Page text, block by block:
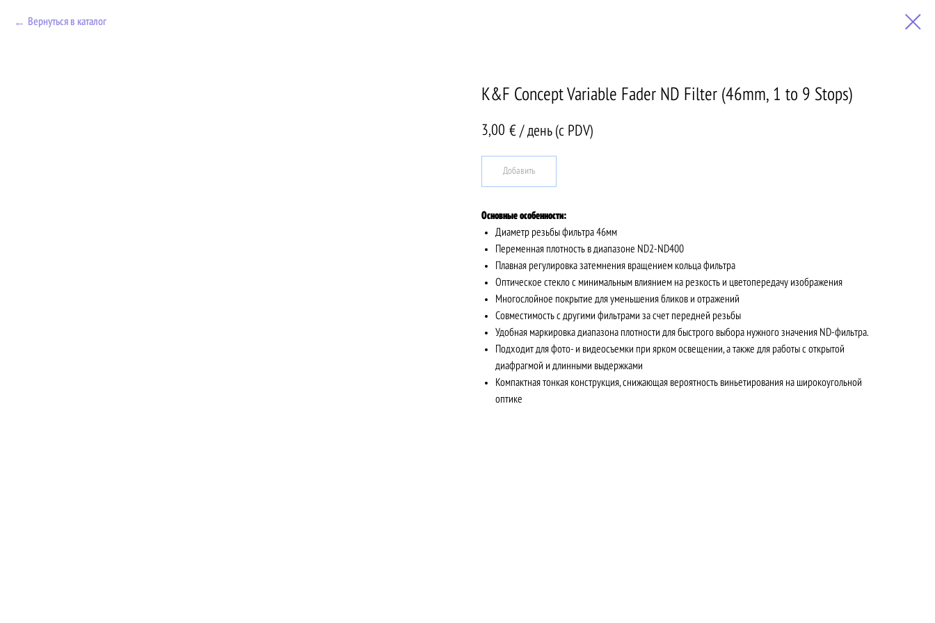
Вернуться в каталог
K&F Concept Variable Fader ND Filter (46mm, 1 to 9 Stops)
3,00 € / день (c PDV)
Добавить
Основные особенности:
Диаметр резьбы фильтра 46мм
Переменная плотность в диапазоне ND2-ND400
Плавная регулировка затемнения вращением кольца фильтра
Оптическое стекло с минимальным влиянием на резкость и цветопередачу изображения
Многослойное покрытие для уменьшения бликов и отражений
Совместимость с другими фильтрами за счет передней резьбы
Удобная маркировка диапазона плотности для быстрого выбора нужного значения ND-фильтра.
Подходит для фото- и видеосъемки при ярком освещении, а также для работы с открытой
диафрагмой и длинными выдержками
Компактная тонкая конструкция, снижающая вероятность виньетирования на широкоугольной
оптике